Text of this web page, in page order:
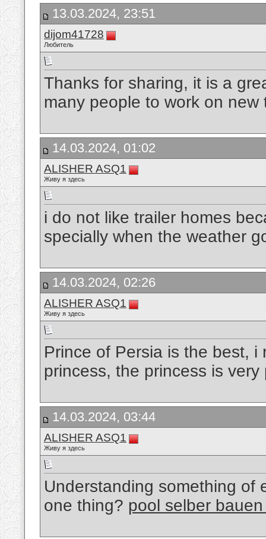
13.03.2024, 23:51
dijom41728
Любитель
Thanks for sharing, it is a
many people to work on
14.03.2024, 01:02
ALISHER ASQ1
Живу я здесь
i do not like trailer homes
specially when the weather
14.03.2024, 02:26
ALISHER ASQ1
Живу я здесь
Prince of Persia is the best,
princess, the princess is
14.03.2024, 03:44
ALISHER ASQ1
Живу я здесь
Understanding something of
one thing? pool selber